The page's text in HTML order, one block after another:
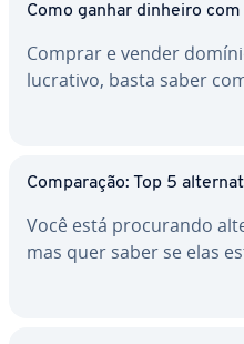
Como ganhar dinheiro
Comprar e vender
lucrativo, basta saber
Com­pa­ra­ção: Top 5
Você está pro­cu­rando
mas quer saber se elas